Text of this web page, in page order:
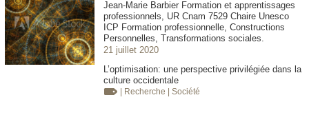
Jean-Marie Barbier Formation et apprentissages
professionnels, UR Cnam 7529 Chaire Unesco
ICP Formation professionnelle, Constructions
Personnelles, Transformations sociales.
21 juillet 2020
L’optimisation: une perspective privilégiée dans la
culture occidentale
| Recherche | Société